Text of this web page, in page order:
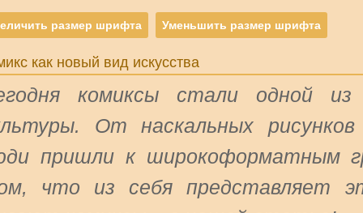
размер шрифта Уменьшить размер шрифта
как новый вид искусства
комиксы стали одной
От наскальных
пришли к широкоформатным
что из себя представляет